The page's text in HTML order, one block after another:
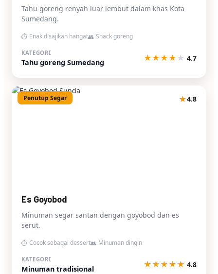
Tahu goreng renyah luar lembut dalam khas Kota
Sumedang.
⏱ Enak disajikan hangat👥 Snack goreng
KATEGORI
Tahu goreng Sumedang ★★★★★ 4.7
Penutup Segar ★4.8
Es Goyobod
Minuman segar santan dengan goyobod dan es
serut.
⏱ Cocok sebagai dessert👥 Minuman dingin
KATEGORI
Minuman tradisional ★★★★★ 4.8